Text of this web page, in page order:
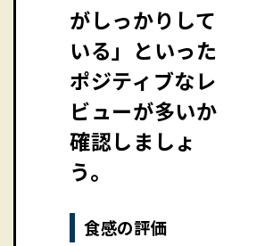
がしっかりして
いる」といった
ポジティブなレ
ビューが多いか
確認しましょ
う。
食感の評価